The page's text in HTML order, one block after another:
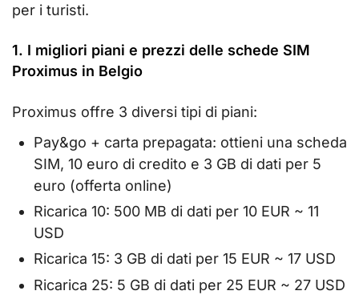
per i turisti.
1. I migliori piani e prezzi delle schede SIM
Proximus in Belgio
Proximus offre 3 diversi tipi di piani:
Pay&go + carta prepagata: ottieni una scheda
SIM, 10 euro di credito e 3 GB di dati per 5
euro (offerta online)
Ricarica 10: 500 MB di dati per 10 EUR ~ 11
USD
Ricarica 15: 3 GB di dati per 15 EUR ~ 17 USD
Ricarica 25: 5 GB di dati per 25 EUR ~ 27 USD